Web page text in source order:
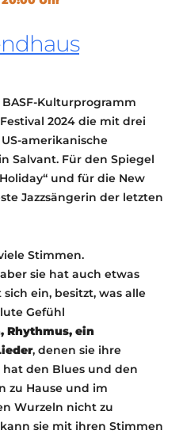
Kulturprogramm
2024 die mit drei
amerikanische
Salvant. Für den Spiegel
und für die New
Jazzsängerin der letzten
Stimmen.
sie hat auch etwas
ein, besitzt, was alle
Gefühl
Rhythmus, ein
, denen sie ihre
den Blues und den
zu Hause und im
Wurzeln nicht zu
sie mit ihren Stimmen